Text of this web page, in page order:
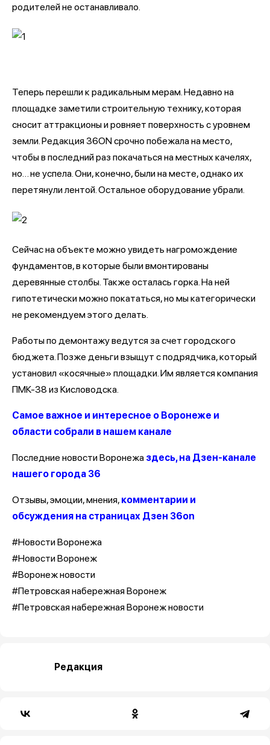
родителей не останавливало.
Теперь перешли к радикальным мерам. Недавно на
площадке заметили строительную технику, которая
сносит аттракционы и ровняет поверхность с уровнем
земли. Редакция 36ON срочно побежала на место,
чтобы в последний раз покачаться на местных качелях,
но… не успела. Они, конечно, были на месте, однако их
перетянули лентой. Остальное оборудование убрали.
Сейчас на объекте можно увидеть нагромождение
фундаментов, в которые были вмонтированы
деревянные столбы. Также осталась горка. На ней
гипотетически можно покататься, но мы категорически
не рекомендуем этого делать.
Работы по демонтажу ведутся за счет городского
бюджета. Позже деньги взыщут с подрядчика, который
установил «косячные» площадки. Им является компания
ПМК-38 из Кисловодска.
Самое важное и интересное о Воронеже и
области собрали в нашем канале
Последние новости Воронежа здесь, на Дзен-канале
нашего города 36
Отзывы, эмоции, мнения, комментарии и
обсуждения на страницах Дзен 36on
#Новости Воронежа
#Новости Воронеж
#Воронеж новости
#Петровская набережная Воронеж
#Петровская набережная Воронеж новости
Редакция